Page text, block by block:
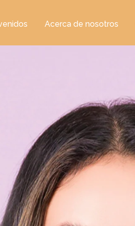
Acerca de nosotros